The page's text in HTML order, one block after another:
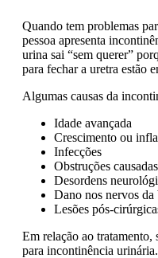
Quando tem problemas
pessoa apresenta
urina sai “sem querer”
para fechar a uretra estão
Algumas causas da
Idade avançada
Crescimento ou
Infecções
Obstruções
Desordens
Dano nos nervos da
Lesões pós-
Em relação ao
para incontinência urinária.